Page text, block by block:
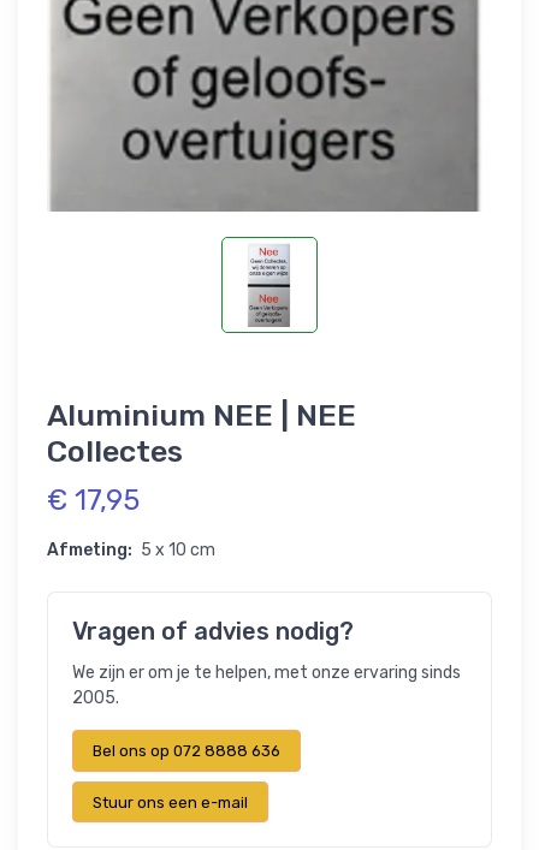
Aluminium NEE | NEE
Collectes
€ 17,95
Afmeting: 5 x 10 cm
Vragen of advies nodig?
We zijn er om je te helpen, met onze ervaring sinds
2005.
Bel ons op 072 8888 636
Stuur ons een e-mail